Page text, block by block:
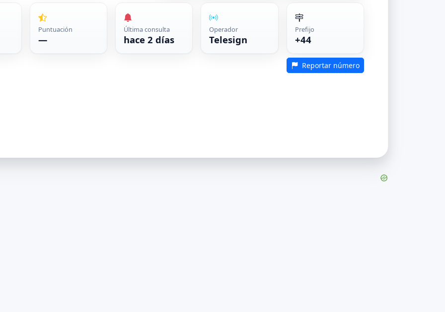
Puntuación
—
Última consulta
hace 2 días
Operador
Telesign
Prefijo
+44
Reportar número